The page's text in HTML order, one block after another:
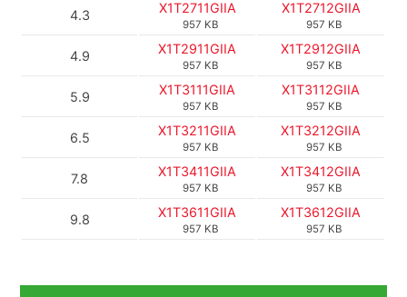
4.3 X1T2711GIIA
957 KB
X1T2712GIIA
957 KB
4.9 X1T2911GIIA
957 KB
X1T2912GIIA
957 KB
5.9 X1T3111GIIA
957 KB
X1T3112GIIA
957 KB
6.5 X1T3211GIIA
957 KB
X1T3212GIIA
957 KB
7.8 X1T3411GIIA
957 KB
X1T3412GIIA
957 KB
9.8 X1T3611GIIA
957 KB
X1T3612GIIA
957 KB